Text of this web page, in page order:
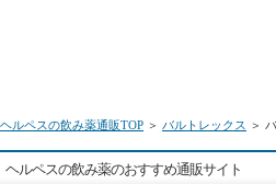
ヘルペスの飲み薬通販TOP ＞ バルトレックス ＞
ヘルペスの飲み薬のおすすめ通販サイト